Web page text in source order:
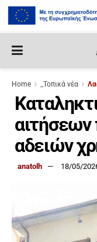
Home _Τοπικά νέα
αιτήσεων
αδειών
anatolh 18/05/